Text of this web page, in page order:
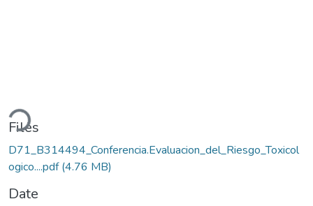
Files
D71_B314494_Conferencia.Evaluacion_del_Riesgo_Toxicol
ogico....pdf(4.76 MB)
Date